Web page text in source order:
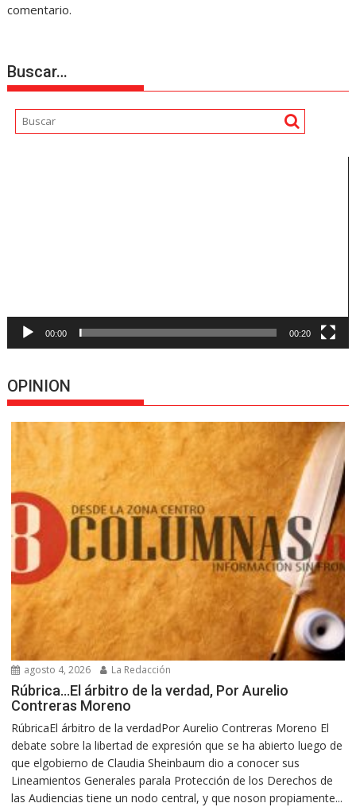
comentario.
Buscar…
00:00 00:20
OPINION
agosto 4, 2026 La Redacción
Rúbrica…El árbitro de la verdad, Por Aurelio
Contreras Moreno
RúbricaEl árbitro de la verdadPor Aurelio Contreras Moreno El
debate sobre la libertad de expresión que se ha abierto luego de
que elgobierno de Claudia Sheinbaum dio a conocer sus
Lineamientos Generales parala Protección de los Derechos de
las Audiencias tiene un nodo central, y que noson propiamente...